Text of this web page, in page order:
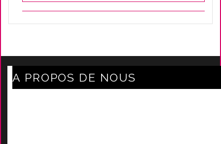
A PROPOS DE NOUS